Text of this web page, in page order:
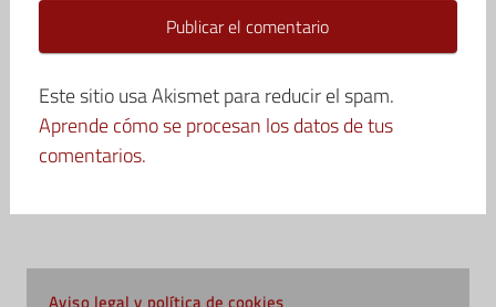
Este sitio usa Akismet para reducir el spam.
Aprende cómo se procesan los datos de tus
comentarios.
Aviso legal y política de cookies